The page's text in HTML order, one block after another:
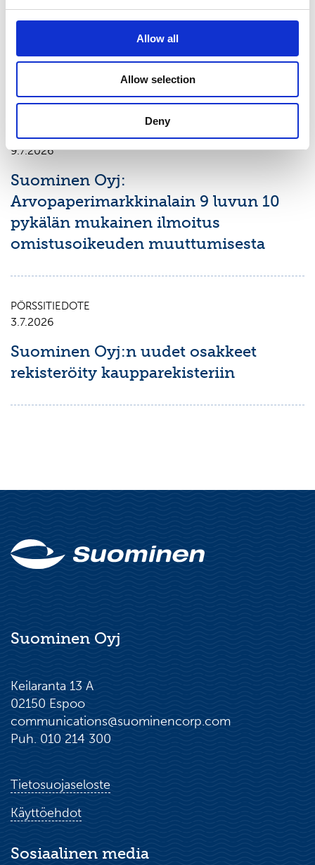
Allow all
Allow selection
Deny
7.8.2026
Suominen Oyj:n puolivuosikatsaus
PÖRSSITIEDOTE
9.7.2026
Suominen Oyj:
Arvopaperimarkkinalain 9 luvun 10
pykälän mukainen ilmoitus
omistusoikeuden muuttumisesta
PÖRSSITIEDOTE
3.7.2026
Suominen Oyj:n uudet osakkeet
rekisteröity kaupparekisteriin
Suominen Oyj
Keilaranta 13 A
02150 Espoo
communications@suominencorp.com
Puh. 010 214 300
Tietosuojaseloste
Käyttöehdot
Sosiaalinen media